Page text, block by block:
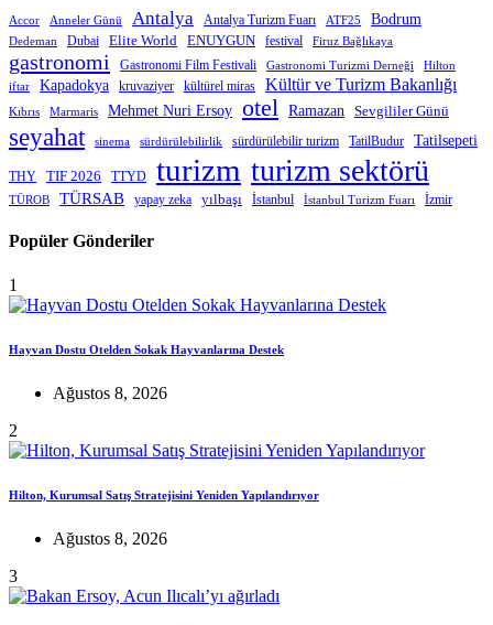
Accor Anneler Günü Antalya Antalya Turizm Fuarı ATF25 Bodrum
Dedeman Dubai Elite World ENUYGUN festival Firuz Bağlıkaya
gastronomi Gastronomi Film Festivali Gastronomi Turizmi Derneği
Hilton
iftar
Kapadokya kruvaziyer kültürel miras Kültür ve Turizm Bakanlığı
Kıbrıs Marmaris Mehmet Nuri Ersoy otel Ramazan Sevgililer Günü
seyahat sinema sürdürülebilirlik sürdürülebilir turizm TatilBudur Tatilsepeti
THY TIF 2026 TTYD turizm turizm sektörü
TÜROB TÜRSAB yapay zeka yılbaşı İstanbul İstanbul Turizm Fuarı İzmir
Popüler Gönderiler
1
Hayvan Dostu Otelden Sokak Hayvanlarına Destek
Ağustos 8, 2026
2
Hilton, Kurumsal Satış Stratejisini Yeniden Yapılandırıyor
Ağustos 8, 2026
3